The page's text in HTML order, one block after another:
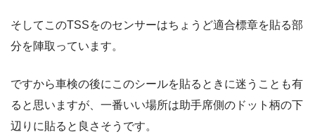
そしてこのTSSをのセンサーはちょうど適合標章を貼る部
分を陣取っています。
ですから車検の後にこのシールを貼るときに迷うことも有
ると思いますが、一番いい場所は助手席側のドット柄の下
辺りに貼ると良さそうです。